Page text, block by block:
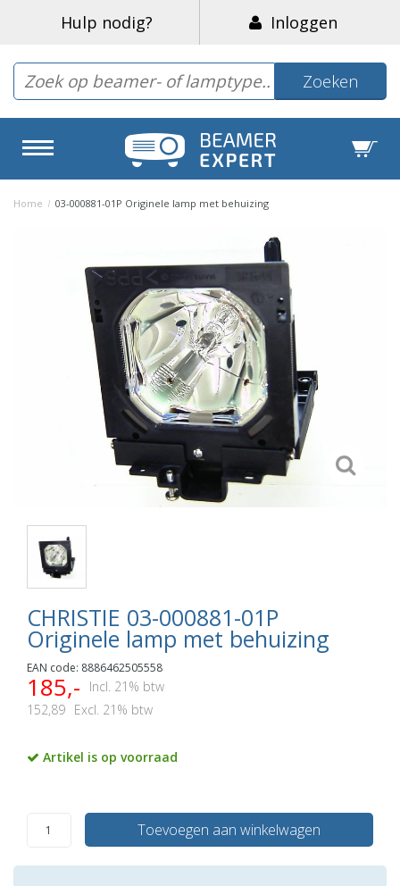
Hulp nodig? Inloggen
Zoeken
Home / 03-000881-01P Originele lamp met behuizing
CHRISTIE 03-000881-01P
Originele lamp met behuizing
EAN code: 8886462505558
185,-
Incl. 21% btw
152,89 Excl. 21% btw
Artikel is op voorraad
Toevoegen aan winkelwagen